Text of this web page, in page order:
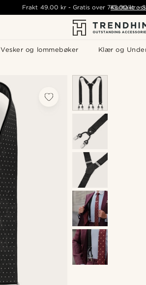
Vesker og lommebøker Klær og
Frakt 49.00 kr- Gratis over 745.00 kr -
Kontakt oss